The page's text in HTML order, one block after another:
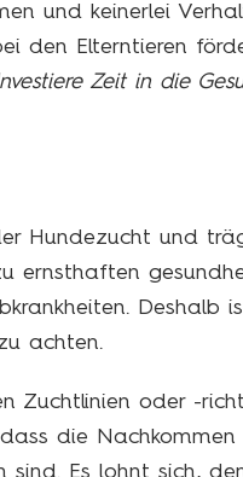
und keinerlei
den Elterntieren
Zeit in die
Hundezucht und
ernsthaften
Deshalb
achten.
Zuchtlinien oder -
die
sind. Es lohnt sich,